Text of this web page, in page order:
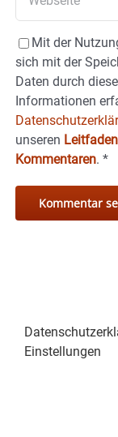
Mit der
sich mit der
Daten durch
Informationen
unseren
Kommentaren. *
Einstellungen